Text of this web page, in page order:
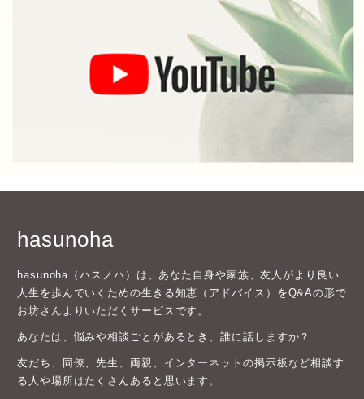
hasunoha
hasunoha（ハスノハ）は、あなた自身や家族、友人がより良い
人生を歩んでいくための生きる知恵（アドバイス）をQ&Aの形で
お坊さんよりいただくサービスです。
あなたは、悩みや相談ごとがあるとき、誰に話しますか？
友だち、同僚、先生、両親、インターネットの掲示板など相談す
る人や場所はたくさんあると思います。